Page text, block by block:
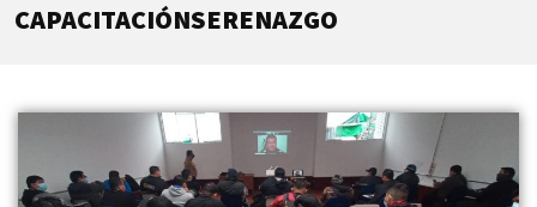
CAPACITACIÓNSERENAZGO